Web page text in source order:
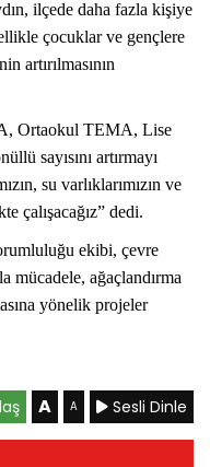
ilçede daha fazla kişiye
çocuklar ve gençlere
artırılmasının
Ortaokul TEMA, Lise
sayısını artırmayı
su varlıklarımızın ve
çalışacağız” dedi.
ekibi, çevre
mücadele, ağaçlandırma
yönelik projeler
A A Sesli Dinle